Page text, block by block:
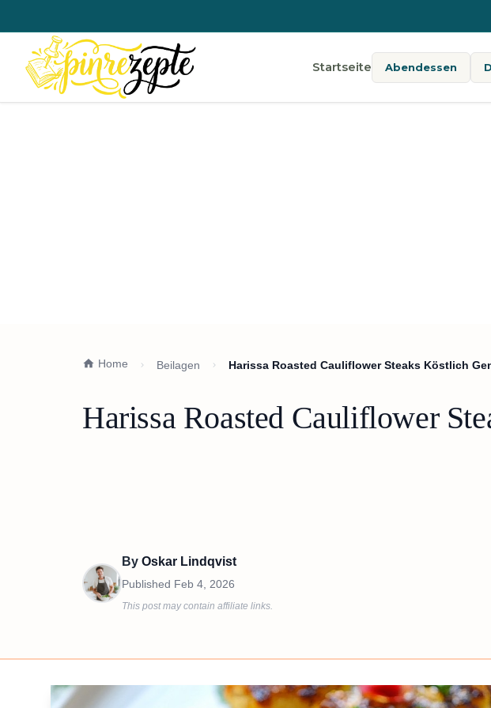
Startseite Abendessen
Home Beilagen Harissa Roasted Cauliflower Steaks Köstlich
Harissa Roasted Cauliflower
By Oskar Lindqvist
Published Feb 4, 2026
This post may contain affiliate links.